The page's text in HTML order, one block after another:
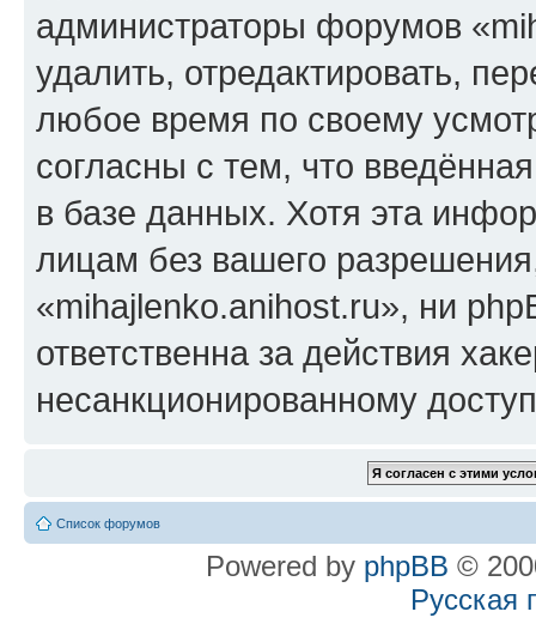
администраторы форумов
удалить, отредактировать,
любое время по своему
согласны с тем, что
в базе данных. Хотя эта
лицам без вашего
«mihajlenko.anihost.ru», ни
ответственна за действия
несанкционированному
Список форумов
Powered by phpBB ©
Русская